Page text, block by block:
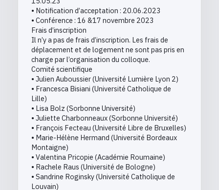
• Notification d’acceptation : 20.06.2023
• Conférence : 16 &17 novembre 2023
Frais d’inscription
Il n’y a pas de frais d’inscription. Les frais de
déplacement et de logement ne sont pas pris en
charge par l’organisation du colloque.
Comité scientifique
• Julien Auboussier (Université Lumière Lyon 2)
• Francesca Bisiani (Université Catholique de
Lille)
• Lisa Bolz (Sorbonne Université)
• Juliette Charbonneaux (Sorbonne Université)
• François Fecteau (Université Libre de Bruxelles)
• Marie-Hélène Hermand (Université Bordeaux
Montaigne)
• Valentina Pricopie (Académie Roumaine)
• Rachele Raus (Université de Bologne)
• Sandrine Roginsky (Université Catholique de
Louvain)